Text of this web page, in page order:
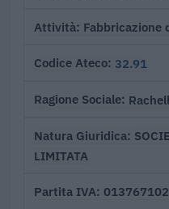
Attività Fabbricazione
Codice Ateco 32.91
Ragione Sociale
Natura Giuridica
LIMITATA
Partita IVA